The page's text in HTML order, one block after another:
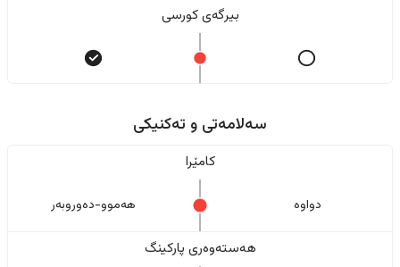
بیرگەی کورسی
سەلامەتی و تەکنیکی
کامێرا
دواوە هەموو-دەوروبەر
هەستەوەری پارکینگ